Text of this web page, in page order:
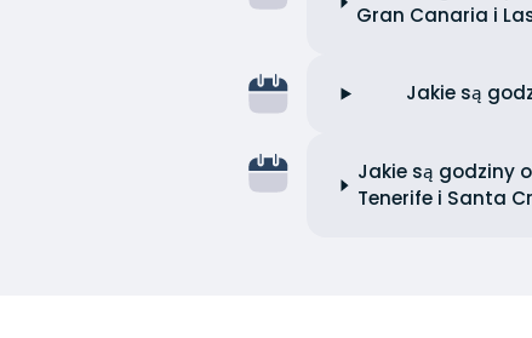
Gran Canaria i
Jakie są
Jakie są godziny
Tenerife i Santa